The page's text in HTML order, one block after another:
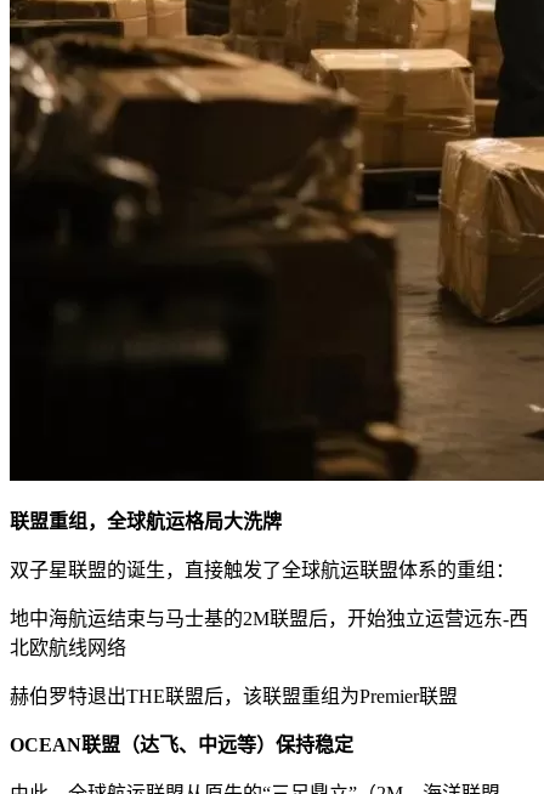
联盟重组，全球航运格局大洗牌
双子星联盟的诞生，直接触发了全球航运联盟体系的重组：
地中海航运结束与马士基的2M联盟后，开始独立运营远东-西
北欧航线网络
赫伯罗特退出THE联盟后，该联盟重组为Premier联盟
OCEAN联盟（达飞、中远等）保持稳定